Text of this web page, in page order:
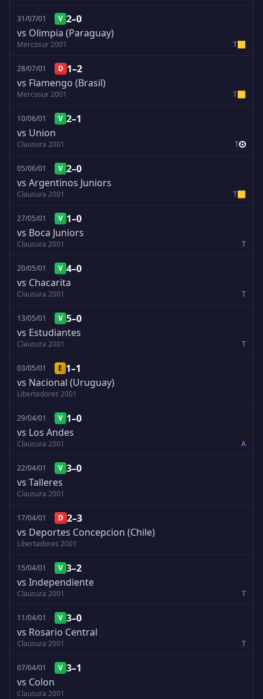
31/07/01 V 2–0
vs Olimpia (Paraguay)
Mercosur 2001 T🟨
28/07/01 D 1–2
vs Flamengo (Brasil)
Mercosur 2001 T🟨
10/06/01 V 2–1
vs Union
Clausura 2001 T
05/06/01 V 2–0
vs Argentinos Juniors
Clausura 2001 T🟨
27/05/01 V 1–0
vs Boca Juniors
Clausura 2001 T
20/05/01 V 4–0
vs Chacarita
Clausura 2001 T
13/05/01 V 5–0
vs Estudiantes
Clausura 2001 T
03/05/01 E 1–1
vs Nacional (Uruguay)
Libertadores 2001
29/04/01 V 1–0
vs Los Andes
Clausura 2001 A
22/04/01 V 3–0
vs Talleres
Clausura 2001
17/04/01 D 2–3
vs Deportes Concepcion (Chile)
Libertadores 2001
15/04/01 V 3–2
vs Independiente
Clausura 2001 T
11/04/01 V 3–0
vs Rosario Central
Clausura 2001 T
07/04/01 V 3–1
vs Colon
Clausura 2001